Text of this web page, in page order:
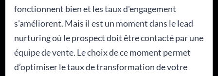
fonctionnent bien et les taux d'engagement
s'améliorent. Mais il est un moment dans le lead
nurturing où le prospect doit être contacté par une
équipe de vente. Le choix de ce moment permet
d’optimiser le taux de transformation de votre